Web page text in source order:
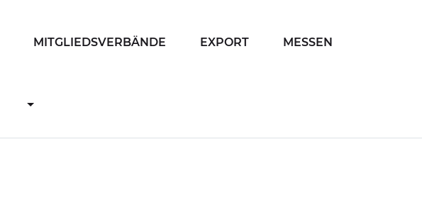
MITGLIEDSVERBÄNDE EXPORT MESSEN